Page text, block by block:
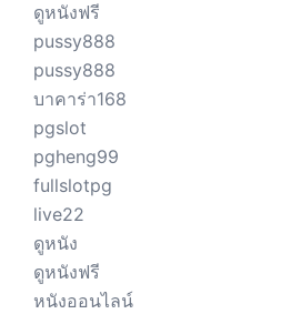
ดูหนังฟรี
pussy888
pussy888
บาคาร่า168
pgslot
pgheng99
fullslotpg
live22
ดูหนัง
ดูหนังฟรี
หนังออนไลน์